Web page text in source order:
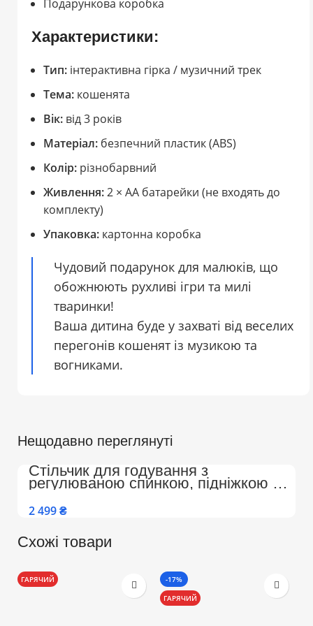
Подарункова коробка
Характеристики:
Тип: інтерактивна гірка / музичний трек
Тема: кошенята
Вік: від 3 років
Матеріал: безпечний пластик (ABS)
Колір: різнобарвний
Живлення:2 × AA батарейки (не входять до
комплекту)
Упаковка: картонна коробка
Чудовий подарунок для малюків, що
обожнюють рухливі ігри та милі
тваринки!
Ваша дитина буде у захваті від веселих
перегонів кошенят із музикою та
вогниками.
Нещодавно переглянуті
Стільчик для годування з
регулюваною спинкою, підніжкою на
колесах Преміум (Бежево-Білий)
₴
Схожі товари
ГАРЯЧИЙ
-17%
ГАРЯЧИЙ